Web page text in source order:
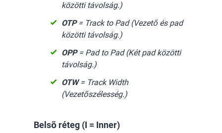
közötti távolság.)
OTP= Track to Pad (Vezető és pad
közötti távolság.)
OPP= Pad to Pad (Két pad közötti
távolság.)
OTW= Track Width
(Vezetőszélesség.)
Belső réteg (I = Inner)